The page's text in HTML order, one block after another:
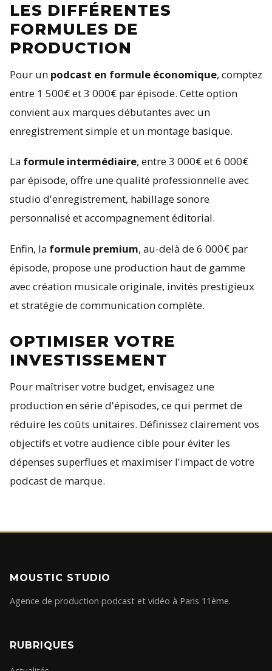
LES DIFFÉRENTES
FORMULES DE
PRODUCTION
Pour un podcast en formule économique, comptez
entre 1 500€ et 3 000€ par épisode. Cette option
convient aux marques débutantes avec un
enregistrement simple et un montage basique.
La formule intermédiaire, entre 3 000€ et 6 000€
par épisode, offre une qualité professionnelle avec
studio d'enregistrement, habillage sonore
personnalisé et accompagnement éditorial.
Enfin, la formule premium, au-delà de 6 000€ par
épisode, propose une production haut de gamme
avec création musicale originale, invités prestigieux
et stratégie de communication complète.
OPTIMISER VOTRE
INVESTISSEMENT
Pour maîtriser votre budget, envisagez une
production en série d'épisodes, ce qui permet de
réduire les coûts unitaires. Définissez clairement vos
objectifs et votre audience cible pour éviter les
dépenses superflues et maximiser l'impact de votre
podcast de marque.
MOUSTIC STUDIO
Agence de production podcast et vidéo à Paris 11ème.
RUBRIQUES